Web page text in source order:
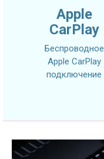
Apple
CarPlay
Беспроводное
Apple CarPlay
подключение